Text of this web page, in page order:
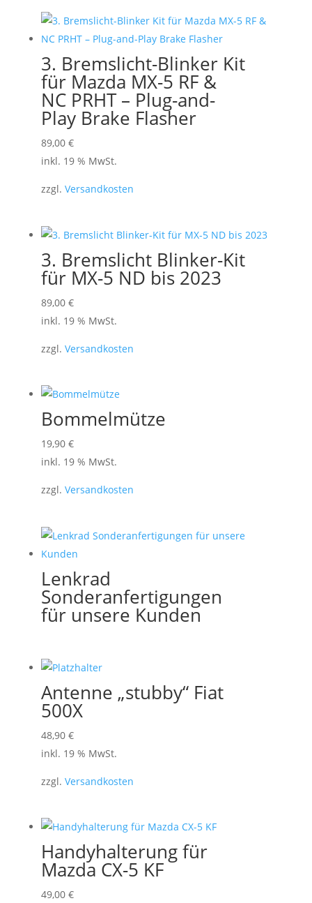
3. Bremslicht-Blinker Kit
für Mazda MX-5 RF &
NC PRHT – Plug-and-
Play Brake Flasher
89,00 €
inkl. 19 % MwSt.
zzgl. Versandkosten
3. Bremslicht Blinker-Kit
für MX-5 ND bis 2023
89,00 €
inkl. 19 % MwSt.
zzgl. Versandkosten
Bommelmütze
19,90 €
inkl. 19 % MwSt.
zzgl. Versandkosten
Lenkrad
Sonderanfertigungen
für unsere Kunden
Antenne „stubby“ Fiat
500X
48,90 €
inkl. 19 % MwSt.
zzgl. Versandkosten
Handyhalterung für
Mazda CX-5 KF
49,00 €